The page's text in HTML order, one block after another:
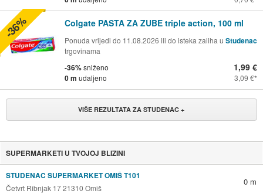
Colgate PASTA ZA ZUBE triple action, 100 ml
Ponuda vrijedi do 11.08.2026 ili do isteka zaliha u Studenac
trgovinama
-36%sniženo
0 m udaljeno
1,99 €
3,09 €
-36%
VIŠE REZULTATA ZA STUDENAC +
SUPERMARKETI U TVOJOJ BLIZINI
STUDENAC SUPERMARKET OMIŠ T101
Četvrt Ribnjak 17 21310 Omiš
0 m